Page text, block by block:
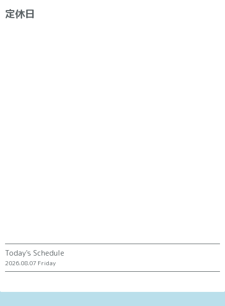
定休日
Today's Schedule
2026.08.07 Friday